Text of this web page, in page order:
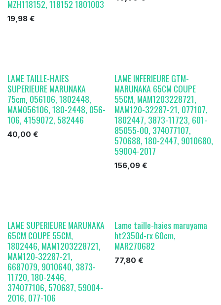
MZH118152, 118152 1801003
19,98 €
LAME TAILLE-HAIES
SUPERIEURE MARUNAKA
75cm, 056106, 1802448,
MAM056106, 180-2448, 056-
106, 4159072, 582446
40,00 €
LAME INFERIEURE GTM-
MARUNAKA 65CM COUPE
55CM, MAM1203228721,
MAM120-32287-21, 077107,
1802447, 3873-11723, 601-
85055-00, 374077107,
570688, 180-2447, 9010680,
59004-2017
156,09€
LAME SUPERIEURE MARUNAKA
65CM COUPE 55CM,
1802446, MAM1203228721,
MAM120-32287-21,
6687079, 9010640, 3873-
11720, 180-2446,
374077106, 570687, 59004-
2016, 077-106
Lame taille-haies maruyama
ht2350d-rx 60cm,
MAR270682
77,80 €